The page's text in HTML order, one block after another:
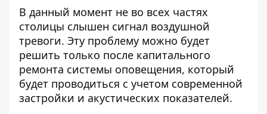
В данный момент не во всех частях
столицы слышен сигнал воздушной
тревоги. Эту проблему можно будет
решить только после капитального
ремонта системы оповещения, который
будет проводиться с учетом современной
застройки и акустических показателей.